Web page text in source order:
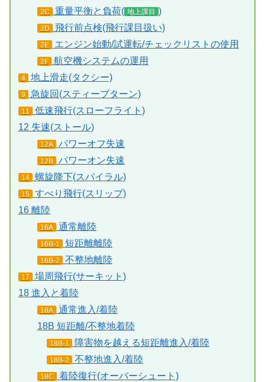
2C 重量平衡と負荷( 地上課目 )
2D 飛行前点検(飛行課目扱い)
2E エンジン始動/試運転/チェックリストの使用
2F 航空機システムの運用
4 地上滑走(タクシー)
9 急旋回(スティープターン)
11 低速飛行(スローフライト)
12 失速(ストール)
12A パワーオフ失速
12B パワーオン失速
14 螺旋降下(スパイラル)
15 すべり飛行(スリップ)
16 離陸
16A 通常離陸
16B-1 短距離離陸
16B-2 不整地離陸
17 場周飛行(サーキット)
18 進入と着陸
18A 通常進入/着陸
18B 短距離/不整地着陸
18B-1 障害物を越える短距離進入/着陸
18B-2 不整地進入/着陸
18C 着陸復行(オーバーシュート)